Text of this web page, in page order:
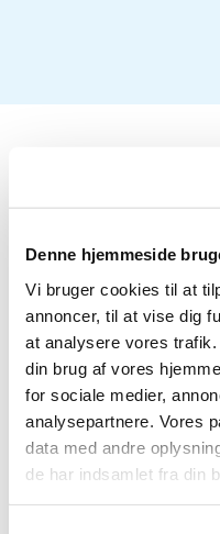
Denne hjemmeside
Vi bruger cookies til at
annoncer, til at vise dig
at analysere vores
din brug af vores
for sociale medier,
analysepartnere. Vores
data med andre
de har indsamlet fra din